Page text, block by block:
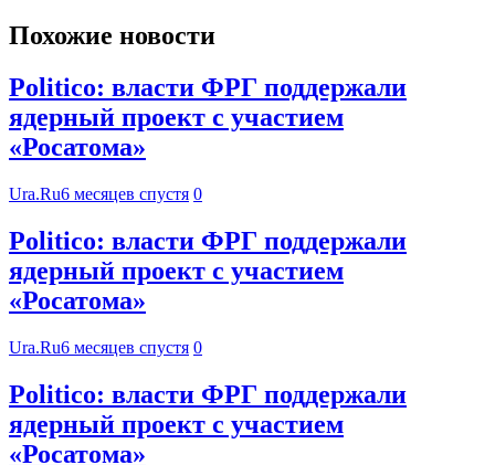
Похожие новости
Politico: власти ФРГ поддержали
ядерный проект с участием
«Росатома»
Ura.Ru6 месяцев спустя 0
Politico: власти ФРГ поддержали
ядерный проект с участием
«Росатома»
Ura.Ru6 месяцев спустя 0
Politico: власти ФРГ поддержали
ядерный проект с участием
«Росатома»